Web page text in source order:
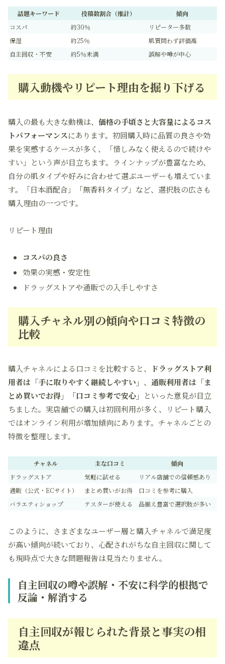
話題キーワード 投稿数割合（推計）
傾向
コスパ
約30％
リピーター多数
保湿
約25％
肌質問わず評価高
自主回収・不安
約5％未満 誤解や噂が中心
購入動機やリピート理由を掘り下げる
購入の最も大きな動機は、 価格の手頃さと大容量によるコス
トパフォーマンスにあります。初回購入時に品質の良さや効
果を実感するケースが多く、「惜しみなく使えるので続けや
すい」という声が目立ちます。ラインナップが豊富なため、
自分の肌タイプや好みに合わせて選ぶユーザーも増えていま
す。「日本酒配合」「無香料タイプ」など、選択肢の広さも
購入理由の一つです。
リピート理由
コスパの良さ
効果の実感・安定性
ドラッグストアや通販での入手しやすさ
購入チャネル別の傾向や口コミ特徴の
比較
購入チャネルによる口コミを比較すると、
ドラッグストア利
用者は「手に取りやすく継続しやすい」 、 通販利用者は「ま
とめ買いでお得」「口コミ参考で安心」
といった意見が目立
ちました。実店舗での購入は初回利用が多く、リピート購入
ではオンライン利用が増加傾向にあります。チャネルごとの
特徴を整理します。
チャネル 主な口コミ
傾向
ドラッグストア
気軽に試せる
リアル店舗での信頼感あり
通販（公式・ECサイト）
まとめ買いがお得
口コミを参考に購入
バラエティショップ
テスターが使える 品揃え豊富で選択肢が多い
このように、さまざまなユーザー層と購入チャネルで満足度
が高い傾向が続いており、心配されがちな自主回収に関して
も現時点で大きな問題報告は見当たりません。
自主回収の噂や誤解・不安に科学的根拠で
反論・解消する
自主回収が報じられた背景と事実の相
違点